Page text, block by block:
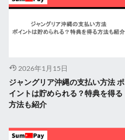
2026年1月15日
ジャングリア沖縄の支払い方法 ポ
イントは貯められる？特典を得る
方法も紹介